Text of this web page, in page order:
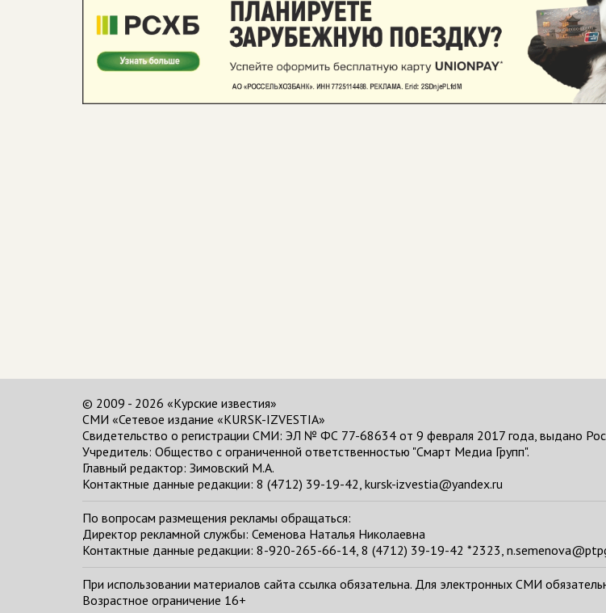
© 2009 - 2026 «Курские известия»
СМИ «Сетевое издание «KURSK-IZVESTIA»
Свидетельство о регистрации СМИ: ЭЛ № ФС 77-68634 от 9 февраля 2017 года, выдано
Учредитель: Общество с ограниченной ответственностью "Смарт Медиа Групп".
Главный редактор: Зимовский М.А.
Контактные данные редакции: 8 (4712) 39-19-42, kursk-izvestia@yandex.ru
По вопросам размещения рекламы обращаться:
Директор рекламной службы: Семенова Наталья Николаевна
Контактные данные редакции: 8-920-265-66-14, 8 (4712) 39-19-42 *2323,
При использовании материалов сайта ссылка обязательна. Для электронных СМИ
Возрастное ограничение 16+